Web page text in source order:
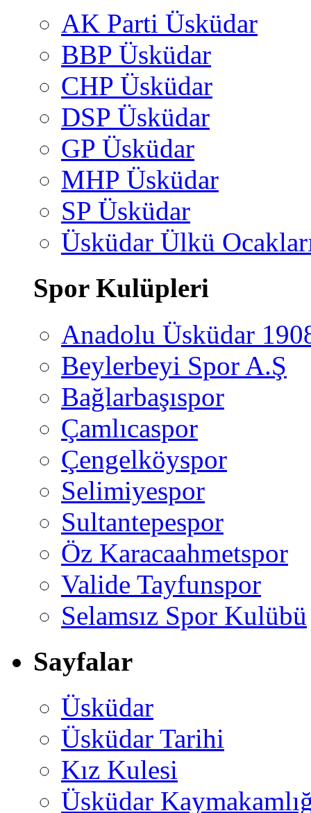
AK Parti Üsküdar
BBP Üsküdar
CHP Üsküdar
DSP Üsküdar
GP Üsküdar
MHP Üsküdar
SP Üsküdar
Üsküdar Ülkü
Spor Kulüpleri
Anadolu Üsküdar
Beylerbeyi Spor A.Ş
Bağlarbaşıspor
Çamlıcaspor
Çengelköyspor
Selimiyespor
Sultantepespor
Öz Karacaahmetspor
Valide Tayfunspor
Selamsız Spor Kulübü
Sayfalar
Üsküdar
Üsküdar Tarihi
Kız Kulesi
Üsküdar